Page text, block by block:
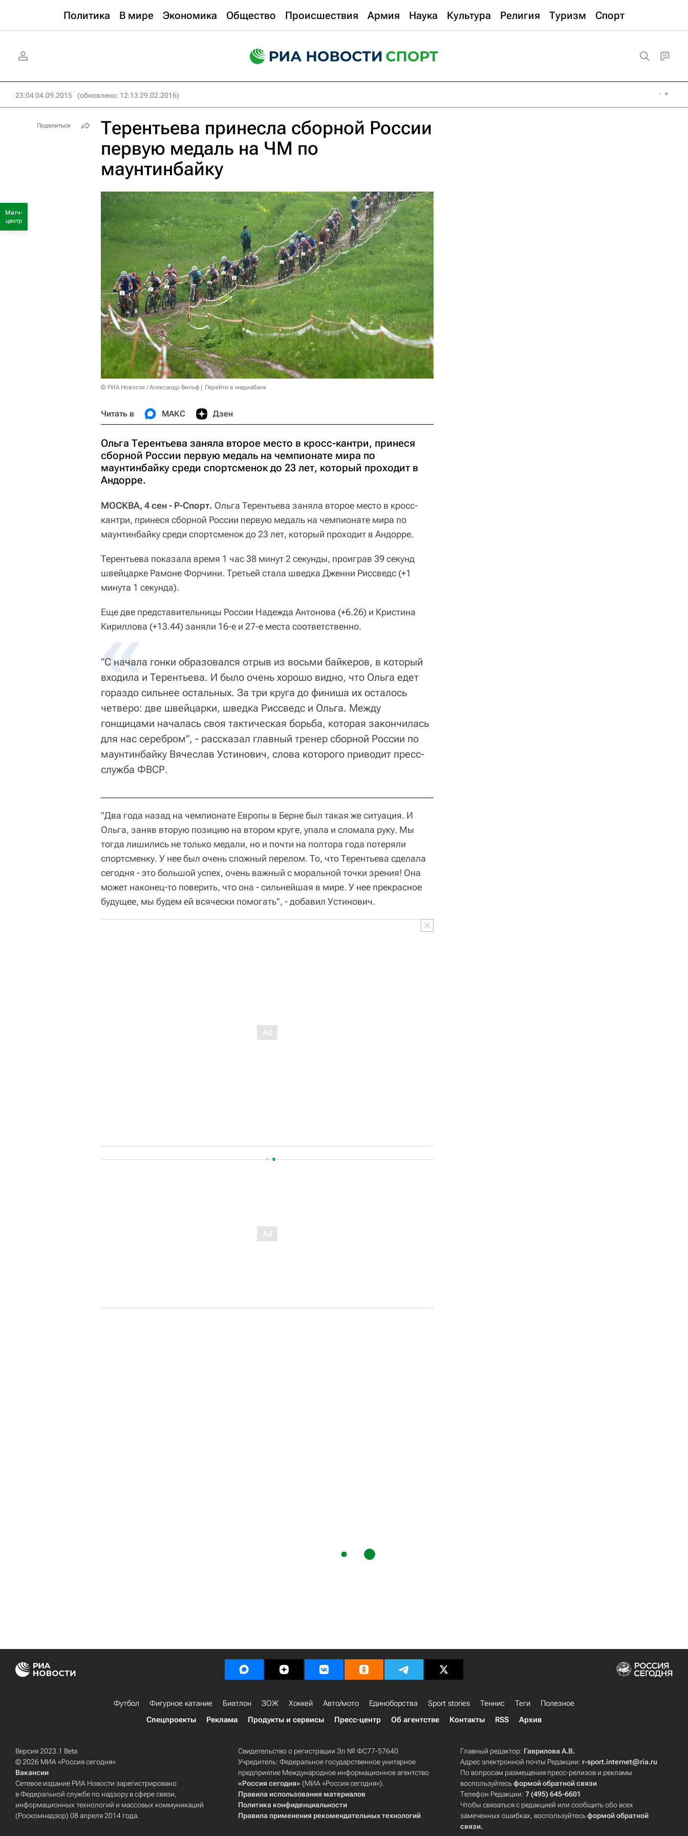
Политика В мире Экономика Общество Происшествия Армия Наука Культура Религия Туризм Спорт
23:04 04.09.2015 (обновлено: 12:13 29.02.2016)
Терентьева принесла сборной России
первую медаль на ЧМ по
маунтинбайку
© РИА Новости / Александр Вильф Перейти в медиабанк
Читать в МАКС Дзен
Ольга Терентьева заняла второе место в кросс-кантри, принеся
сборной России первую медаль на чемпионате мира по
маунтинбайку среди спортсменок до 23 лет, который проходит в
Андорре.
МОСКВА, 4 сен - Р-Спорт. Ольга Терентьева заняла второе место в кросс-
кантри, принеся сборной России первую медаль на чемпионате мира по
маунтинбайку среди спортсменок до 23 лет, который проходит в Андорре.
Терентьева показала время 1 час 38 минут 2 секунды, проиграв 39 секунд
швейцарке Рамоне Форчини. Третьей стала шведка Дженни Риссведс (+1
минута 1 секунда).
Еще две представительницы России Надежда Антонова (+6.26) и Кристина
Кириллова (+13.44) заняли 16-е и 27-е места соответственно.
"С начала гонки образовался отрыв из восьми байкеров, в который
входила и Терентьева. И было очень хорошо видно, что Ольга едет
гораздо сильнее остальных. За три круга до финиша их осталось
четверо: две швейцарки, шведка Риссведс и Ольга. Между
гонщицами началась своя тактическая борьба, которая закончилась
для нас серебром", - рассказал главный тренер сборной России по
маунтинбайку Вячеслав Устинович, слова которого приводит пресс-
служба ФВСР.
"Два года назад на чемпионате Европы в Берне был такая же ситуация. И
Ольга, заняв вторую позицию на втором круге, упала и сломала руку. Мы
тогда лишились не только медали, но и почти на полтора года потеряли
спортсменку. У нее был очень сложный перелом. То, что Терентьева сделала
сегодня - это большой успех, очень важный с моральной точки зрения! Она
может наконец-то поверить, что она - сильнейшая в мире. У нее прекрасное
будущее, мы будем ей всячески помогать", - добавил Устинович.
Поделиться
Матч-
центр
Футбол Фигурное катание Биатлон ЗОЖ Хоккей Авто/мото Единоборства Sport stories Теннис Теги
Полезное
Спецпроекты
Реклама Продукты и сервисы Пресс-центр Об агентстве Контакты RSS Архив
Версия 2023.1 Beta
© 2026 МИА «Россия сегодня»
Вакансии
Сетевое издание РИА Новости зарегистрировано
в Федеральной службе по надзору в сфере связи,
информационных технологий и массовых коммуникаций
(Роскомнадзор) 08 апреля 2014 года.
Свидетельство о регистрации Эл № ФС77-57640
Учредитель: Федеральное государственное унитарное
предприятие Международное информационное агентство
«Россия сегодня» (МИА «Россия сегодня»).
Правила использования материалов
Политика конфиденциальности
Правила применения рекомендательных технологий
Главный редактор: Гаврилова А.В.
Адрес электронной почты Редакции: r-sport.internet@ria.ru
По вопросам размещения пресс-релизов и рекламы
воспользуйтесьформой обратной связи
Телефон Редакции:7 (495) 645-6601
Чтобы связаться с редакцией или сообщить обо всех
замеченных ошибках, воспользуйтесьформой обратной
связи.